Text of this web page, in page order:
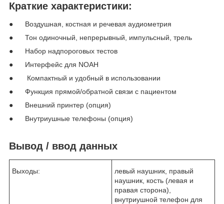
Краткие характеристики:
● Воздушная, костная и речевая аудиометрия
● Тон одиночный, непрерывный, импульсный, трель
● Набор надпороговых тестов
● Интерфейс для NOAH
● Компактный и удобный в использовании
● Функция прямой/обратной связи с пациентом
● Внешний принтер (опция)
● Внутриушные телефоны (опция)
Вывод / ввод данных
Выходы:
левый наушник, правый
наушник, кость (левая и
правая сторона),
внутриушной телефон для